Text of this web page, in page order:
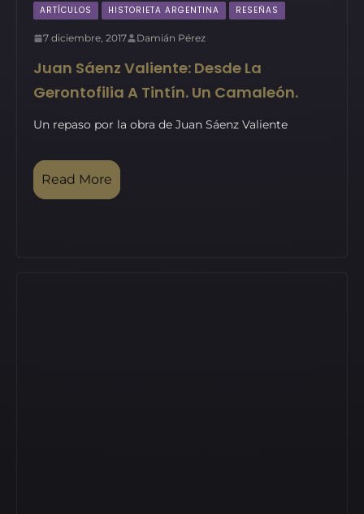
ARTÍCULOS HISTORIETA ARGENTINA RESEÑAS
7 diciembre, 2017 Damián Pérez
Juan Sáenz Valiente: Desde La
Gerontofilia A Tintín. Un Camaleón.
Un repaso por la obra de Juan Sáenz Valiente
Read More